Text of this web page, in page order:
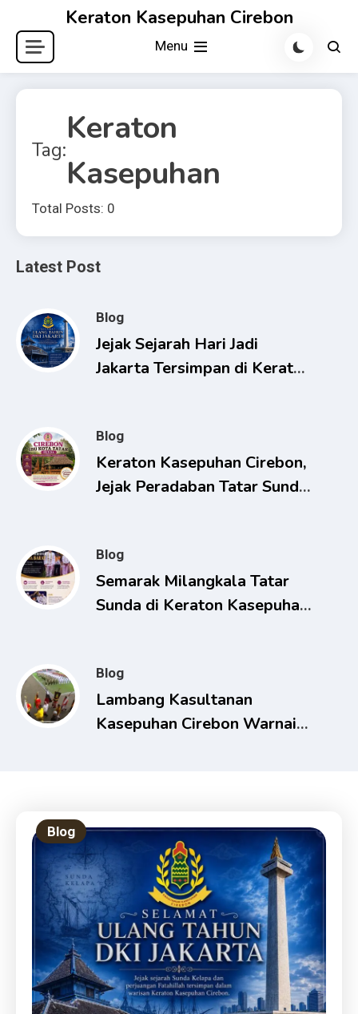
content
Keraton Kasepuhan Cirebon
Menu
Tag:
Keraton
Kasepuhan
Total Posts: 0
Latest Post
Blog
Jejak Sejarah Hari Jadi
Jakarta Tersimpan di Keraton
Blog
Keraton Kasepuhan Cirebon,
Jejak Peradaban Tatar Sunda
Blog
Semarak Milangkala Tatar
Sunda di Keraton Kasepuhan
Blog
Lambang Kasultanan
Kasepuhan Cirebon Warnai
Blog